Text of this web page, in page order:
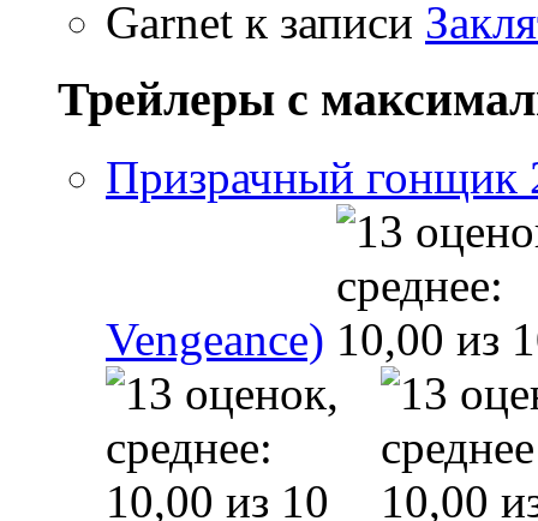
Garnet к записи
Трейлеры с
Призрачный гонщик
Vengeance)